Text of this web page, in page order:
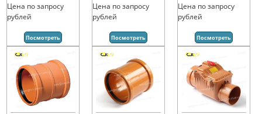
Цена по запросу
рублей
Посмотреть
Цена по запросу
рублей
Посмотреть
Цена по запросу
рублей
Посмотреть